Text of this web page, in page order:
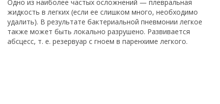
Одно из наиболее частых осложнений — плевральная
жидкость в легких (если ее слишком много, необходимо
удалить). В результате бактериальной пневмонии легкое
также может быть локально разрушено. Развивается
абсцесс, т. е. резервуар с гноем в паренхиме легкого.